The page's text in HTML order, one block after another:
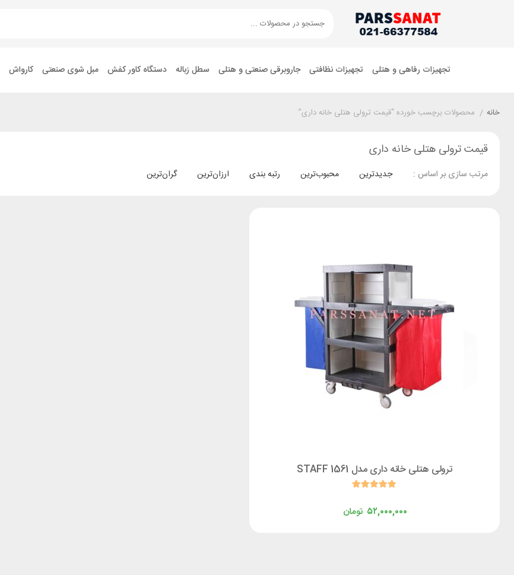
تجهیزات رفاهی و هتلی تجهیزات نظافتی جاروبرقی صنعتی و هتلی سطل زباله دستگاه کاور کفش مبل شوی صنعتی کارواش
خانه / محصولات برچسب خورده “قیمت ترولی هتلی خانه داری”
قیمت ترولی هتلی خانه داری
مرتب سازی بر اساس : جدیدترین محبوب‌ترین رتبه بندی ارزان‌ترین گران‌ترین
ترولی هتلی خانه داری مدل STAFF 1561
تومان ۵۲,۰۰۰,۰۰۰